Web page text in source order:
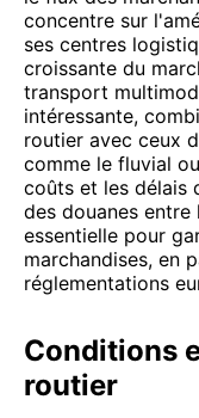
concentre sur
ses centres
croissante du
transport
intéressante,
routier avec ceux
comme le fluvial
coûts et les délais
des douanes entre
essentielle pour
marchandises, en
réglementations
Conditions
routier